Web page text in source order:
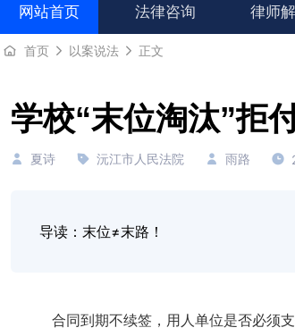
网站首页 法律咨询 律师
首页 以案说法 正文
学校“末位淘汰”拒
夏诗 沅江市人民法院 雨路
导读：末位≠末路！
合同到期不续签，用人单位是否必须